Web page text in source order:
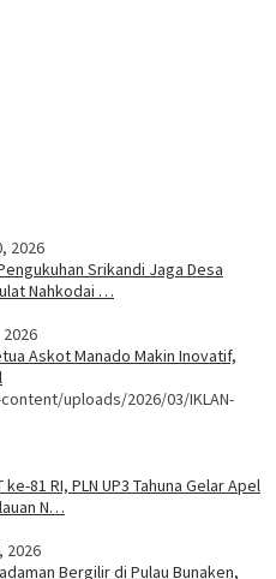
2026
Srikandi Jaga Desa
Nahkodai …
Askot Manado Makin Inovatif,
uploads/2026/03/IKLAN-
81 RI, PLN UP3 Tahuna Gelar Apel
N…
2026
Bergilir di Pulau Bunaken,